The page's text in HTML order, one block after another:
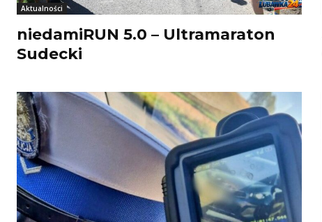
Aktualności
niedamiRUN 5.0 – Ultramaraton
Sudecki